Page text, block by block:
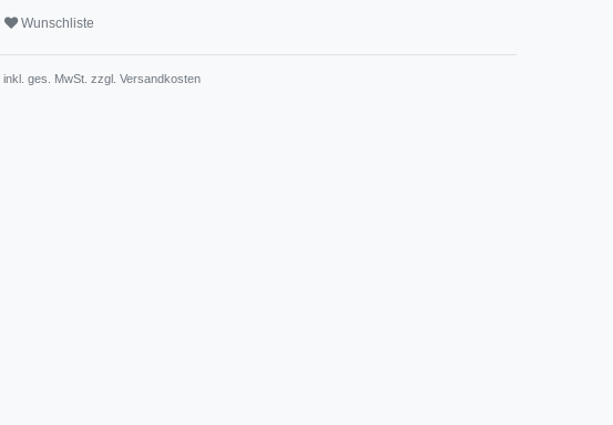
Wunschliste
inkl. ges. MwSt. zzgl. Versandkosten